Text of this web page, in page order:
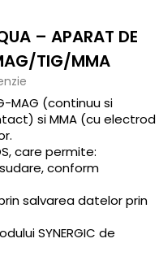
– APARAT DE
TIG/MMA
MAG (continuu si
si MMA (cu electrod
care permite:
conform
salvarea datelor prin
SYNERGIC de